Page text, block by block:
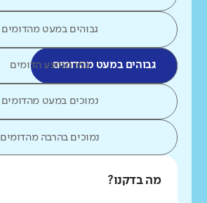
גבוהים במעט מהדומים
גבוהים במעט מהדומיםכמו ממוצע הדומים
נמוכים במעט מהדומים
נמוכים בהרבה מהדומים
מה בדקנו?